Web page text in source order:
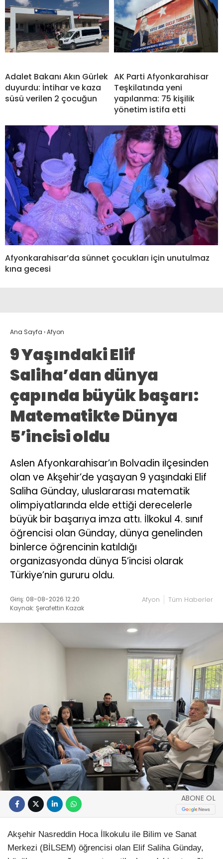
Adalet Bakanı Akın Gürlek
duyurdu: İntihar ve kaza
süsü verilen 2 çocuğun
AK Parti Afyonkarahisar
Teşkilatında yeni
yapılanma: 75 kişilik
yönetim istifa etti
Afyonkarahisar’da sünnet çocukları için unutulmaz
kına gecesi
Ana Sayfa ›Afyon
9 Yaşındaki Elif
Saliha’dan dünya
çapında büyük başarı:
Matematikte Dünya
5’incisi oldu
Aslen Afyonkarahisar’ın Bolvadin ilçesinden
olan ve Akşehir’de yaşayan 9 yaşındaki Elif
Saliha Günday, uluslararası matematik
olimpiyatlarında elde ettiği derecelerle
büyük bir başarıya imza attı. İlkokul 4. sınıf
öğrencisi olan Günday, dünya genelinden
binlerce öğrencinin katıldığı
organizasyonda dünya 5’incisi olarak
Türkiye’nin gururu oldu.
Giriş: 08-08-2026 12:20
Kaynak: Şerafettin Kazak
Afyon Tüm Haberler
ABONE OL
Akşehir Nasreddin Hoca İlkokulu ile Bilim ve Sanat
Merkezi (BİLSEM) öğrencisi olan Elif Saliha Günday,